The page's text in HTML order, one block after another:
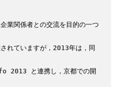
業関係者との交流を目的の一つ
れていますが，2013年は，同
2013 と連携し，京都での開